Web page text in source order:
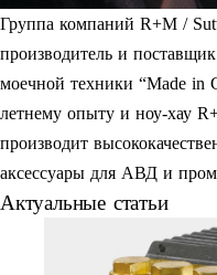
Группа компаний R+M /
производитель и
моечной техники “Made in
летнему опыту и ноу-хау
производит
аксессуары для АВД и
Актуальные статьи